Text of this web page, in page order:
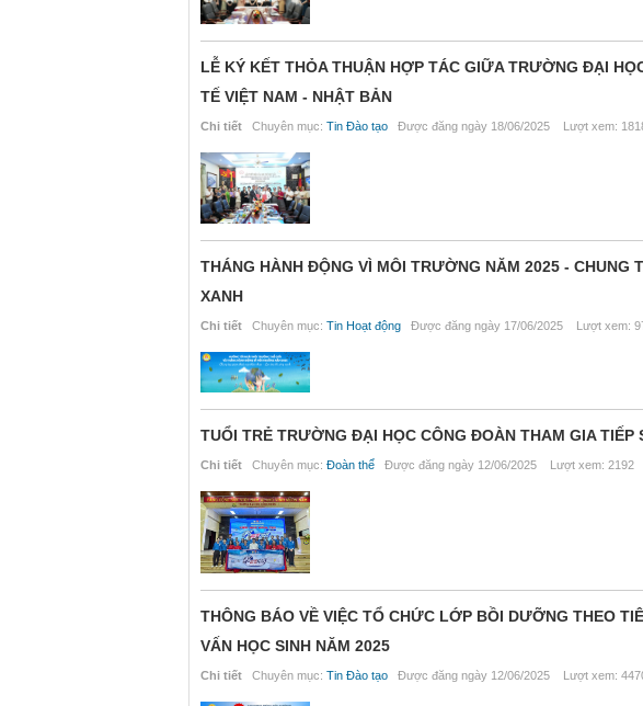
LỄ KÝ KẾT THỎA THUẬN HỢP TÁC GIỮA TRƯỜNG ĐẠI
TẾ VIỆT NAM - NHẬT BẢN
Chi tiết Chuyên mục: Tin Đào tạo Được đăng ngày 18/06/2025 Lượt xem:
THÁNG HÀNH ĐỘNG VÌ MÔI TRƯỜNG NĂM 2025 - CHUNG
XANH
Chi tiết Chuyên mục: Tin Hoạt động Được đăng ngày 17/06/2025 Lượt xem:
TUỔI TRẺ TRƯỜNG ĐẠI HỌC CÔNG ĐOÀN THAM GIA
Chi tiết Chuyên mục: Đoàn thể Được đăng ngày 12/06/2025 Lượt xem: 2192
THÔNG BÁO VỀ VIỆC TỔ CHỨC LỚP BỒI DƯỠNG THEO
VẤN HỌC SINH NĂM 2025
Chi tiết Chuyên mục: Tin Đào tạo Được đăng ngày 12/06/2025 Lượt xem: